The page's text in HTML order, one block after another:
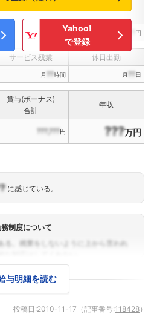
ンセンティブ賞与
決算賞与
???,??? 円 ???,??? 円
サービス残業 休日出勤
月 ??時間 月 ??日
賞与(ボーナス)
合計
年収
???,???円 ???万円
Yahoo!
で登録
に感じている。
制度について
与明細を読む
投稿日:2010-11-17 （記事番号:118428）